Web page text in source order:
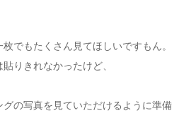
でもたくさん見てほしいですもん。
りきれなかったけど、
の写真を見ていただけるように準備